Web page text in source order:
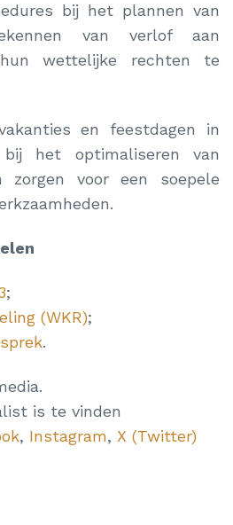
bij het plannen van
van verlof aan
wettelijke rechten te
en feestdagen in
het optimaliseren van
zorgen voor een soepele
;
(WKR);
.
is te vinden
, Instagram, X (Twitter)